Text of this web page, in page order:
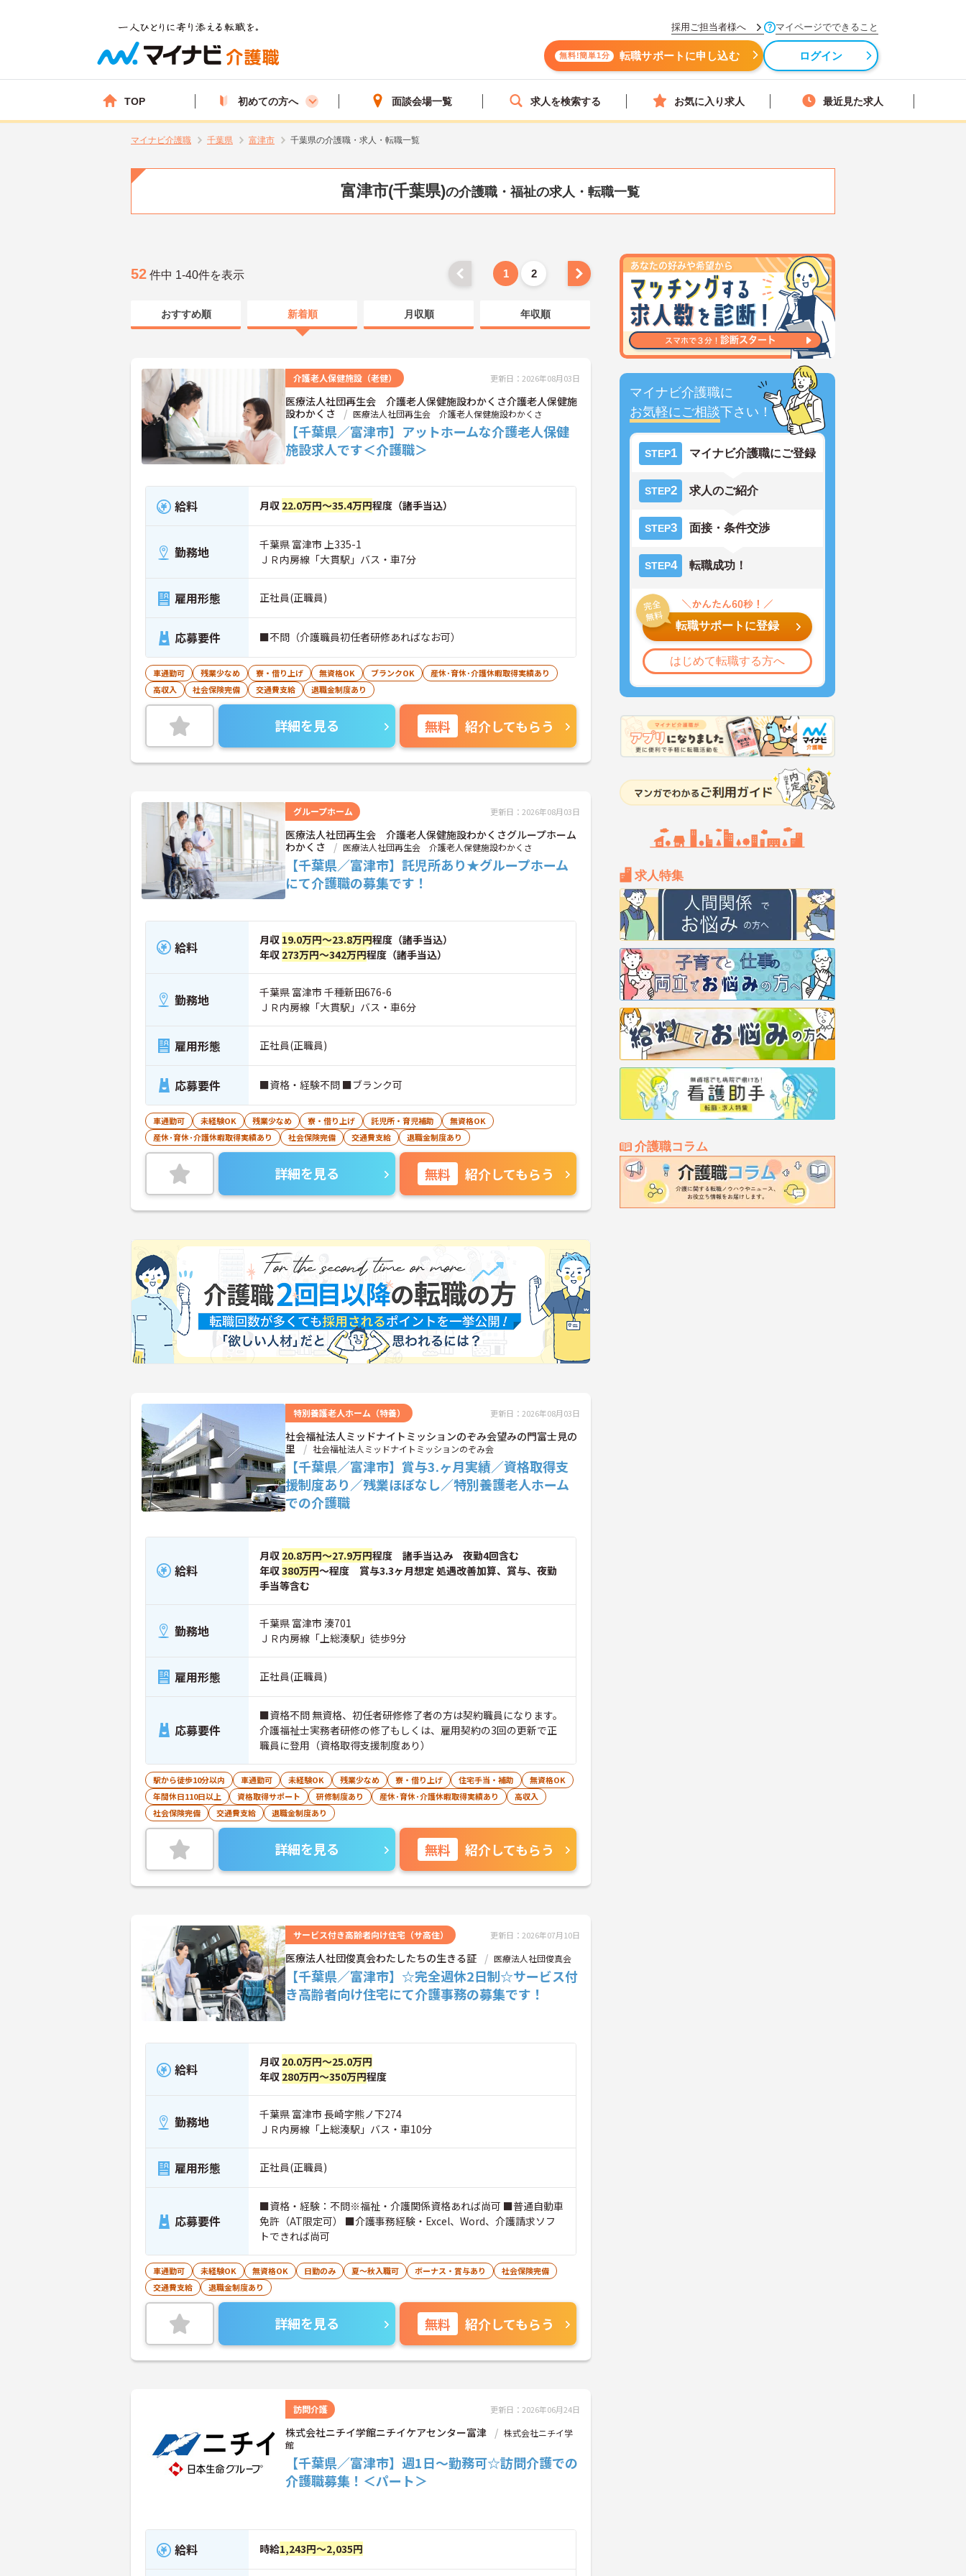
採用ご担当者様へ マイページでできること
無料!簡単1分 転職サポートに申し込む ログイン
TOP 初めての方へ 面談会場一覧 求人を検索する お気に入り求人 最近見た求人
マイナビ介護職 千葉県 富津市 千葉県の介護職・求人・転職一覧
富津市(千葉県)の介護職・福祉の求人・転職一覧
マイナビ介護職に
お気軽にご相談下さい！
STEP1 マイナビ介護職にご登録
STEP2 求人のご紹介
STEP3 面接・条件交渉
STEP4 転職成功！
転職サポートに登録
はじめて転職する方へ
求人特集
介護職コラム
52 件中 1-40件を表示 1 2
おすすめ順 新着順 月収順 年収順
介護老人保健施設（老健） 更新日：2026年08月03日
医療法人社団再生会 介護老人保健施設わかくさ介護老人保健施
設わかくさ
医療法人社団再生会 介護老人保健施設わかくさ
【千葉県／富津市】アットホームな介護老人保健
施設求人です＜介護職＞
給料 月収 22.0万円～35.4万円程度（諸手当込）
勤務地
千葉県 富津市 上335-1
ＪＲ内房線「大貫駅」バス・車7分
雇用形態 正社員(正職員)
応募要件 ■不問（介護職員初任者研修あればなお可）
車通勤可 残業少なめ 寮・借り上げ 無資格OK ブランクOK
産休･育休･介護休暇取得実績あり
高収入
社会保険完備 交通費支給 退職金制度あり
詳細を見る 無料 紹介してもらう
グループホーム 更新日：2026年08月03日
医療法人社団再生会 介護老人保健施設わかくさグループホーム
わかくさ
医療法人社団再生会 介護老人保健施設わかくさ
【千葉県／富津市】託児所あり★グループホーム
にて介護職の募集です！
給料 月収 19.0万円～23.8万円程度（諸手当込）
年収 273万円～342万円程度（諸手当込）
勤務地
千葉県 富津市 千種新田676-6
ＪＲ内房線「大貫駅」バス・車6分
雇用形態 正社員(正職員)
応募要件 ■資格・経験不問 ■ブランク可
車通勤可 未経験OK 残業少なめ 寮・借り上げ 託児所・育児補助
無資格OK
産休･育休･介護休暇取得実績あり
社会保険完備 交通費支給 退職金制度あり
詳細を見る 無料 紹介してもらう
特別養護老人ホーム（特養） 更新日：2026年08月03日
社会福祉法人ミッドナイトミッションのぞみ会望みの門富士見の
里
社会福祉法人ミッドナイトミッションのぞみ会
【千葉県／富津市】賞与3.ヶ月実績／資格取得支
援制度あり／残業ほぼなし／特別養護老人ホーム
での介護職
給料
月収 20.8万円～27.9万円程度 諸手当込み 夜勤4回含む
年収380万円～程度 賞与3.3ヶ月想定 処遇改善加算、賞与、夜勤
手当等含む
勤務地
千葉県 富津市 湊701
ＪＲ内房線「上総湊駅」徒歩9分
雇用形態 正社員(正職員)
応募要件
■資格不問 無資格、初任者研修修了者の方は契約職員になります。
介護福祉士実務者研修の修了もしくは、雇用契約の3回の更新で正
職員に登用（資格取得支援制度あり）
駅から徒歩10分以内 車通勤可 未経験OK 残業少なめ 寮・借り上げ 住宅手当・補助
無資格OK
年間休日110日以上
資格取得サポート 研修制度あり 産休･育休･介護休暇取得実績あり
高収入
社会保険完備
交通費支給 退職金制度あり
詳細を見る 無料 紹介してもらう
サービス付き高齢者向け住宅（サ高住） 更新日：2026年07月10日
医療法人社団俊真会わたしたちの生きる証 医療法人社団俊真会
【千葉県／富津市】☆完全週休2日制☆サービス付
き高齢者向け住宅にて介護事務の募集です！
給料 月収 20.0万円～25.0万円
年収 280万円～350万円程度
勤務地
千葉県 富津市 長崎字熊ノ下274
ＪＲ内房線「上総湊駅」バス・車10分
雇用形態 正社員(正職員)
応募要件
■資格・経験：不問※福祉・介護関係資格あれば尚可 ■普通自動車
免許（AT限定可） ■介護事務経験・Excel、Word、介護請求ソフ
トできれば尚可
車通勤可 未経験OK 無資格OK 日勤のみ 夏～秋入職可 ボーナス・賞与あり
社会保険完備
交通費支給
退職金制度あり
詳細を見る 無料 紹介してもらう
訪問介護 更新日：2026年06月24日
株式会社ニチイ学館ニチイケアセンター富津
株式会社ニチイ学
館
【千葉県／富津市】週1日～勤務可☆訪問介護での
介護職募集！＜パート＞
給料 時給1,243円～2,035円